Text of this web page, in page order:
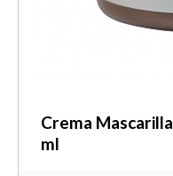
Crema
ml